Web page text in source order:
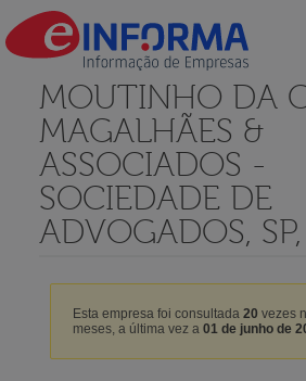
MOUTINHO DA
MAGALHÃES &
ASSOCIADOS -
SOCIEDADE DE
ADVOGADOS,
Esta empresa foi consultada 20 vezes
meses, a última vez a 01 de junho de